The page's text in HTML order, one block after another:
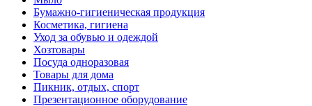
Бумажно-гигиеническая продукция
Косметика, гигиена
Уход за обувью и одеждой
Хозтовары
Посуда одноразовая
Товары для дома
Пикник, отдых, спорт
Презентационное оборудование